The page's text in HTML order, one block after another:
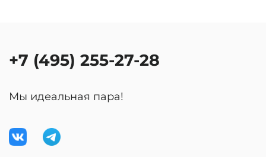
+7 (495) 255-27-28
Мы идеальная пара!